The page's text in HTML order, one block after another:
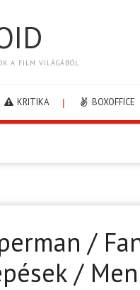
A FILM VILÁGÁBÓL.
KRITIKA BOXOFFICE
/
/